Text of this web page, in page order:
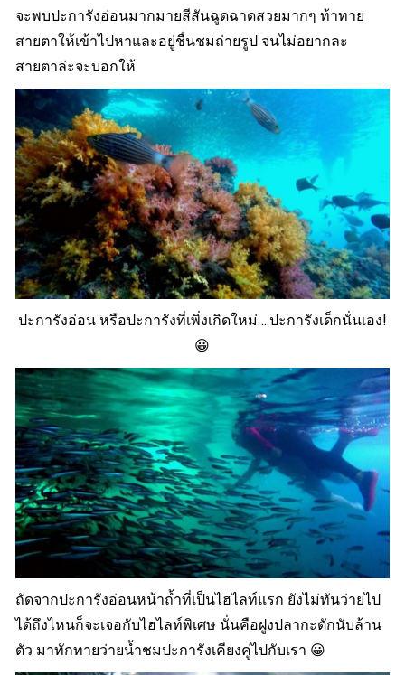
จะพบปะการังอ่อนมากมายสีสันฉูดฉาดสวยมากๆ ท้าทาย
สายตาให้เข้าไปหาและอยู่ชื่นชมถ่ายรูป จนไม่อยากละ
สายตาล่ะจะบอกให้
ปะการังอ่อน หรือปะการังที่เพิ่งเกิดใหม่….ปะการังเด็กนั่นเอง!
😀
ถัดจากปะการังอ่อนหน้าถ้ำที่เป็นไฮไลท์แรก ยังไม่ทันว่ายไป
ได้ถึงไหนก็จะเจอกับไฮไลท์พิเศษ นั่นคือฝูงปลากะตักนับล้าน
ตัว มาทักทายว่ายน้ำชมปะการังเคียงคู่ไปกับเรา 😀